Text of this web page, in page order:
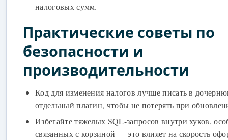
налоговых сумм.
Практические советы по
безопасности и
производительности
Код для изменения налогов лучше писать в
отдельный плагин, чтобы не потерять при
Избегайте тяжелых SQL-запросов внутри хуков,
связанных с корзиной — это влияет на скорость